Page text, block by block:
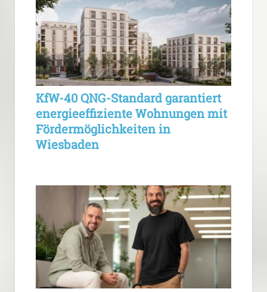
KfW-40 QNG-Standard garantiert
energieeffiziente Wohnungen mit
Fördermöglichkeiten in
Wiesbaden